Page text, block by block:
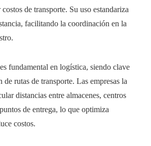
de transporte. Su uso estandariza
facilitando la coordinación en la
fundamental en logística, siendo clave
rutas de transporte. Las empresas la
distancias entre almacenes, centros
de entrega, lo que optimiza
costos.